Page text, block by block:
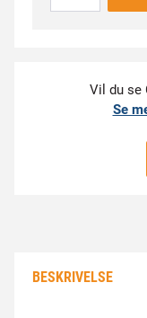
Vil du se
Se
BESKRIVELSE